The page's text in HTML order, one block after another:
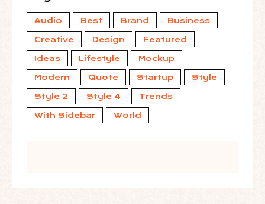
Audio Best Brand Business
Creative Design Featured
Ideas Lifestyle Mockup
Modern Quote Startup Style
Style 2 Style 4 Trends
With Sidebar World